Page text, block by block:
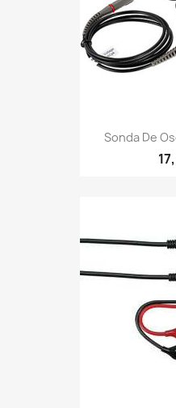
Sonda De